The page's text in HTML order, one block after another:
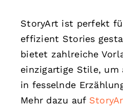
StoryArt ist perfekt
effizient Stories
bietet zahlreiche
einzigartige Stile,
in fesselnde
Mehr dazu auf